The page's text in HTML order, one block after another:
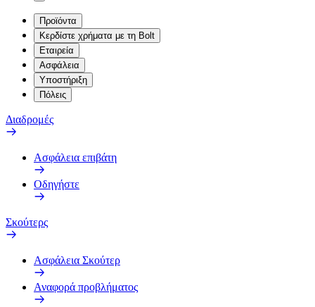
Προϊόντα
Κερδίστε χρήματα με τη Bolt
Εταιρεία
Ασφάλεια
Υποστήριξη
Πόλεις
Διαδρομές
Ασφάλεια επιβάτη
Οδηγήστε
Σκούτερς
Ασφάλεια Σκούτερ
Αναφορά προβλήματος